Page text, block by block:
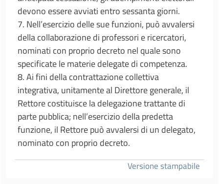
devono essere avviati entro sessanta giorni.
7. Nell’esercizio delle sue funzioni, può avvalersi
della collaborazione di professori e ricercatori,
nominati con proprio decreto nel quale sono
specificate le materie delegate di competenza.
8. Ai fini della contrattazione collettiva
integrativa, unitamente al Direttore generale, il
Rettore costituisce la delegazione trattante di
parte pubblica; nell’esercizio della predetta
funzione, il Rettore può avvalersi di un delegato,
nominato con proprio decreto.
Versione stampabile